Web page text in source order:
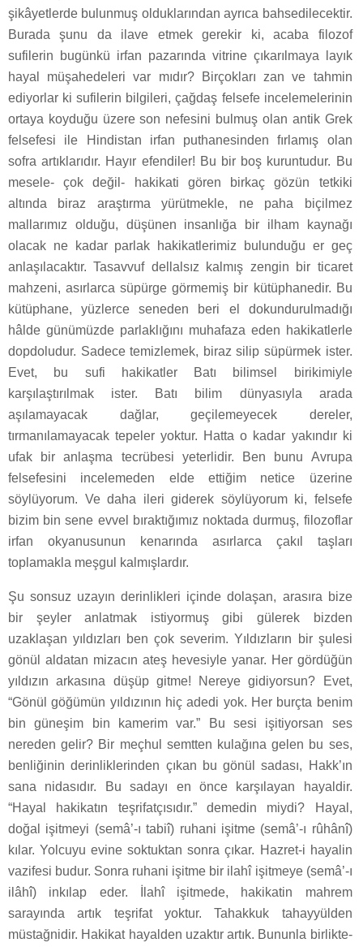
şikâyetlerde bulunmuş olduklarından ayrıca bahsedilecektir.
Burada şunu da ilave etmek gerekir ki, acaba filozof
sufilerin bugünkü irfan pazarında vitrine çıkarılmaya layık
hayal müşahedeleri var mıdır? Birçokları zan ve tahmin
ediyorlar ki sufilerin bilgileri, çağdaş felsefe incelemelerinin
ortaya koyduğu üzere son nefesini bulmuş olan antik Grek
felsefesi ile Hindistan irfan puthanesinden fırlamış olan
sofra artıklarıdır. Hayır efendiler! Bu bir boş kuruntudur. Bu
mesele- çok değil- hakikati gören birkaç gözün tetkiki
altında biraz araştırma yürütmekle, ne paha biçilmez
mallarımız olduğu, düşünen insanlığa bir ilham kaynağı
olacak ne kadar parlak hakikatlerimiz bulunduğu er geç
anlaşılacaktır. Tasavvuf dellalsız kalmış zengin bir ticaret
mahzeni, asırlarca süpürge görmemiş bir kütüphanedir. Bu
kütüphane, yüzlerce seneden beri el dokundurulmadığı
hâlde günümüzde parlaklığını muhafaza eden hakikatlerle
dopdoludur. Sadece temizlemek, biraz silip süpürmek ister.
Evet, bu sufi hakikatler Batı bilimsel birikimiyle
karşılaştırılmak ister. Batı bilim dünyasıyla arada
aşılamayacak dağlar, geçilemeyecek dereler,
tırmanılamayacak tepeler yoktur. Hatta o kadar yakındır ki
ufak bir anlaşma tecrübesi yeterlidir. Ben bunu Avrupa
felsefesini incelemeden elde ettiğim netice üzerine
söylüyorum. Ve daha ileri giderek söylüyorum ki, felsefe
bizim bin sene evvel bıraktığımız noktada durmuş, filozoflar
irfan okyanusunun kenarında asırlarca çakıl taşları
toplamakla meşgul kalmışlardır.
Şu sonsuz uzayın derinlikleri içinde dolaşan, arasıra bize
bir şeyler anlatmak istiyormuş gibi gülerek bizden
uzaklaşan yıldızları ben çok severim. Yıldızların bir şulesi
gönül aldatan mizacın ateş hevesiyle yanar. Her gördüğün
yıldızın arkasına düşüp gitme! Nereye gidiyorsun? Evet,
“Gönül göğümün yıldızının hiç adedi yok. Her burçta benim
bin güneşim bin kamerim var.” Bu sesi işitiyorsan ses
nereden gelir? Bir meçhul semtten kulağına gelen bu ses,
benliğinin derinliklerinden çıkan bu gönül sadası, Hakk’ın
sana nidasıdır. Bu sadayı en önce karşılayan hayaldir.
“Hayal hakikatın teşrifatçısıdır.” demedin miydi? Hayal,
doğal işitmeyi (semâ’-ı tabiî) ruhani işitme (semâ’-ı rûhânî)
kılar. Yolcuyu evine soktuktan sonra çıkar. Hazret-i hayalin
vazifesi budur. Sonra ruhani işitme bir ilahî işitmeye (semâ’-ı
ilâhî) inkılap eder. İlahî işitmede, hakikatin mahrem
sarayında artık teşrifat yoktur. Tahakkuk tahayyülden
müstağnidir. Hakikat hayalden uzaktır artık. Bununla birlikte-